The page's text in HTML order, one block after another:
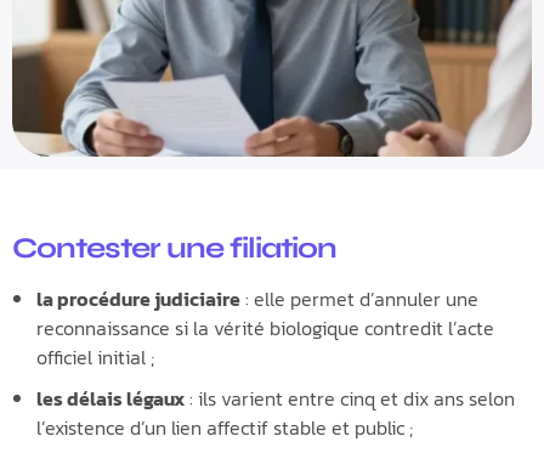
Contester une filiation
la procédure judiciaire: elle permet d’annuler une
reconnaissance si la vérité biologique contredit l’acte
officiel initial ;
les délais légaux: ils varient entre cinq et dix ans selon
l’existence d’un lien affectif stable et public ;